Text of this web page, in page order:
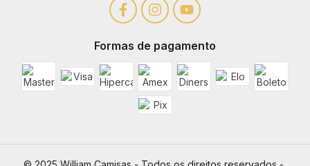
Formas de pagamento